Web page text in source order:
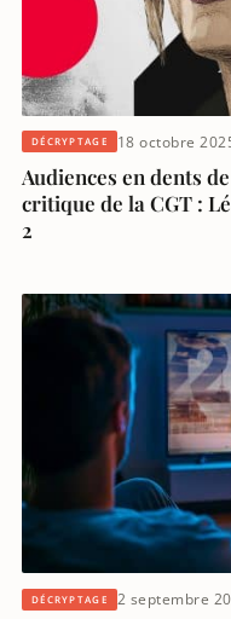
DÉCRYPTAGE 18 octobre
Audiences en dents
critique de la CGT :
2
DÉCRYPTAGE 2 septembre